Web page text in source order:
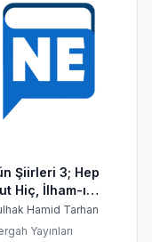
Şiirleri 3; Hep
Hiç, İlham-ı
Hamid Tarhan
Yayınları